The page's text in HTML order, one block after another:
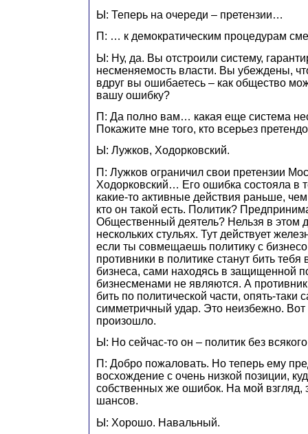
Ы: Теперь на очереди – претензии…
П: … к демократическим процедурам
Ы: Ну, да. Вы отстроили систему,
несменяемость власти. Вы убеждены,
вдруг вы ошибаетесь – как общество
вашу ошибку?
П: Да полно вам… какая еще система
Покажите мне того, кто всерьез
Ы: Лужков, Ходорковский.
П: Лужков ограничил свои претензии
Ходорковский… Его ошибка состояла в
какие-то активные действия раньше,
кто он такой есть. Политик?
Общественный деятель? Нельзя в этом
нескольких стульях. Тут действует
если ты совмещаешь политику с
противники в политике станут бить
бизнеса, сами находясь в защищенной
бизнесменами не являются. А
бить по политической части, опять-таки
симметричный удар. Это неизбежно. Вот
произошло.
Ы: Но сейчас-то он – политик без
П: Добро пожаловать. Но теперь ему
восхождение с очень низкой позиции,
собственных же ошибок. На мой взгляд,
шансов.
Ы: Хорошо. Навальный.